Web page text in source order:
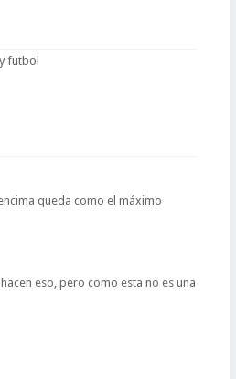
futbol
queda como el máximo
eso, pero como esta no es una